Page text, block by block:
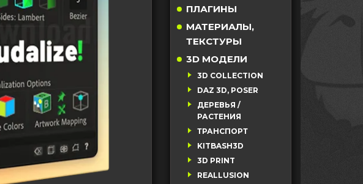
ПЛАГИНЫ
МАТЕРИАЛЫ,
ТЕКСТУРЫ
3D МОДЕЛИ
3D COLLECTION
DAZ 3D, POSER
ДЕРЕВЬЯ /
РАСТЕНИЯ
ТРАНСПОРТ
KITBASH3D
3D PRINT
REALLUSION